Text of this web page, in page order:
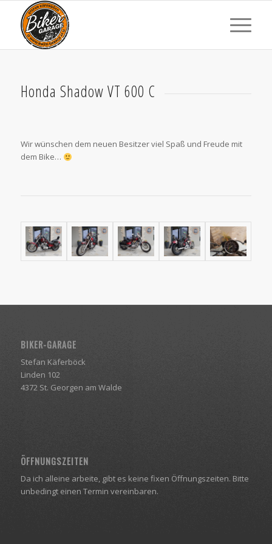
Honda Shadow VT 600 C
Wir wünschen dem neuen Besitzer viel Spaß und Freude mit
dem Bike…
BIKER-GARAGE
Stefan Käferböck
Linden 102
4372 St. Georgen am Walde
ÖFFNUNGSZEITEN
Da ich alleine arbeite, gibt es keine fixen Öffnungszeiten. Bitte
unbedingt einen Termin vereinbaren.